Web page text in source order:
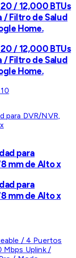
/ 12,000 BTUs
/ Filtro de Salud
Home.
/ 12,000 BTUs
/ Filtro de Salud
Home.
para
mm de Alto x
para
mm de Alto x